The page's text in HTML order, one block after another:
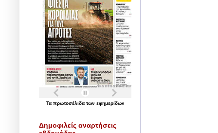
Τα πρωτοσέλιδα των εφημερίδων
Δημοφιλείς αναρτήσεις